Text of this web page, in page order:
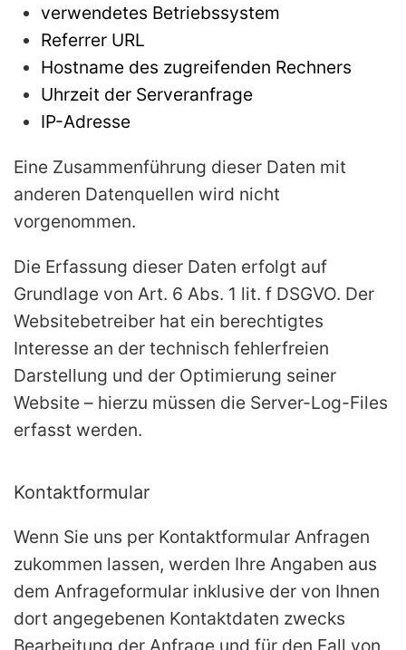
verwendetes Betriebssystem
Referrer URL
Hostname des zugreifenden Rechners
Uhrzeit der Serveranfrage
IP-Adresse
Eine Zusammenführung dieser Daten mit
anderen Datenquellen wird nicht
vorgenommen.
Die Erfassung dieser Daten erfolgt auf
Grundlage von Art. 6 Abs. 1 lit. f DSGVO. Der
Websitebetreiber hat ein berechtigtes
Interesse an der technisch fehlerfreien
Darstellung und der Optimierung seiner
Website – hierzu müssen die Server-Log-Files
erfasst werden.
Kontaktformular
Wenn Sie uns per Kontaktformular Anfragen
zukommen lassen, werden Ihre Angaben aus
dem Anfrageformular inklusive der von Ihnen
dort angegebenen Kontaktdaten zwecks
Bearbeitung der Anfrage und für den Fall von